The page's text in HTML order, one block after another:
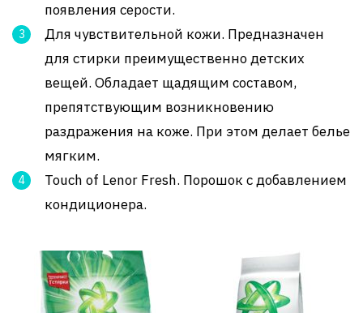
появления серости.
Для чувствительной кожи. Предназначен
для стирки преимущественно детских
вещей. Обладает щадящим составом,
препятствующим возникновению
раздражения на коже. При этом делает белье
мягким.
Touch of Lenor Fresh. Порошок с добавлением
кондиционера.